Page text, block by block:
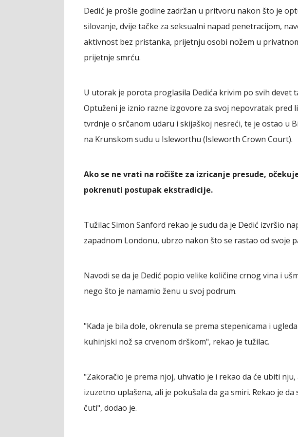
Dedić je prošle godine zadržan u pritvoru nakon što je
silovanje, dvije tačke za seksualni napad penetracijom,
aktivnost bez pristanka, prijetnju osobi nožem u
prijetnje smrću.
U utorak je porota proglasila Dedića krivim po svih devet
Optuženi je iznio razne izgovore za svoj nepovratak pred
tvrdnje o srčanom udaru i skijaškoj nesreći, te je ostao u
na Krunskom sudu u Isleworthu (Isleworth Crown Court).
Ako se ne vrati na ročište za izricanje presude,
pokrenuti postupak ekstradicije.
Tužilac Simon Sanford rekao je sudu da je Dedić izvršio
zapadnom Londonu, ubrzo nakon što se rastao od svoje
Navodi se da je Dedić popio velike količine crnog vina i
nego što je namamio ženu u svoj podrum.
"Kada je bila dole, okrenula se prema stepenicama i
kuhinjski nož sa crvenom drškom", rekao je tužilac.
"Zakoračio je prema njoj, uhvatio je i rekao da će ubiti nju,
izuzetno uplašena, ali je pokušala da ga smiri. Rekao je da
čuti", dodao je.